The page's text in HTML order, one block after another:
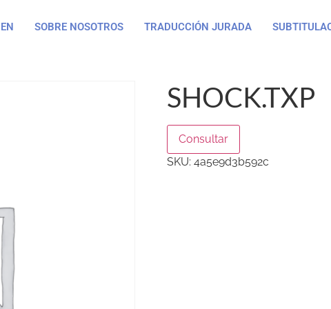
SOBRE NOSOTROS TRADUCCIÓN JURADA
SHOCK.TXP
Consultar
SKU: 4a5e9d3b592c